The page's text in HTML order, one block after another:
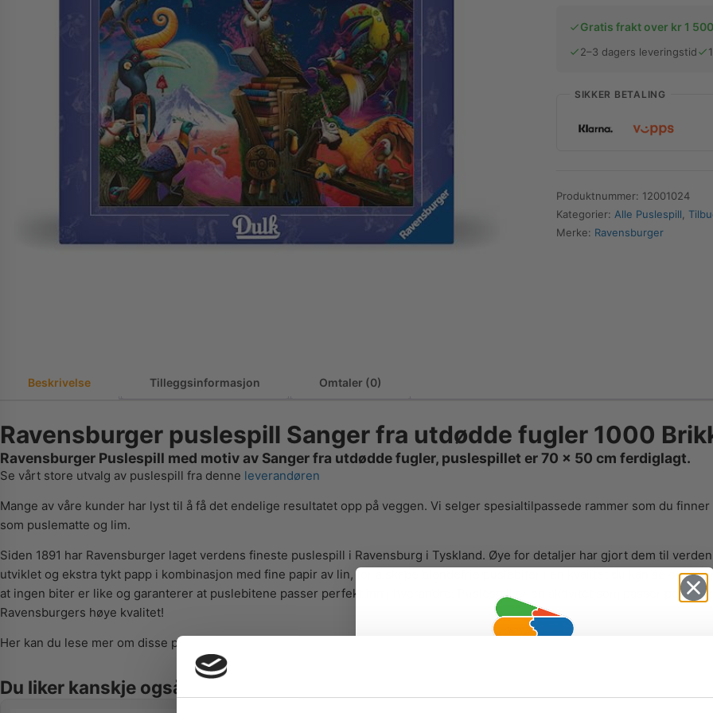
utdødde
brikker
Gratis frakt over kr 1
2–3 dagers leveringstid
SIKKER BETALING
Produktnummer: 12001024
Kategorier: Alle Puslespill
Merke: Ravensburger
Beskrivelse Tilleggsinformasjon Omtaler (0)
Ravensburger puslespill Sanger fra utdødde fugler 1000
Ravensburger Puslespill med motiv av Sanger fra utdødde fugler, puslespillet er 70 x 50 cm ferdiglagt.
Se vårt store utvalg av puslespill fra denne leverandøren
Mange av våre kunder har lyst til å få det endelige resultatet opp på veggen. Vi selger spesialtilpassede rammer som du
som puslematte og lim.
Siden 1891 har Ravensburger laget verdens fineste puslespill i Ravensburg i Tyskland. Øye for detaljer har gjort dem til
utviklet og ekstra tykt papp i kombinasjon med fine papir av lin, for å skape blendefrie puslebiter i en kvalitet du kan se og
at ingen biter er like og garanterer at puslebitene passer perfekt inn i hverandre. Puslespill er en aktivitet som passer perfekt
Ravensburgers høye kvalitet!
Her kan du lese mer om disse puslespillene fra produsenten av
Du liker kanskje også… Vil du ha